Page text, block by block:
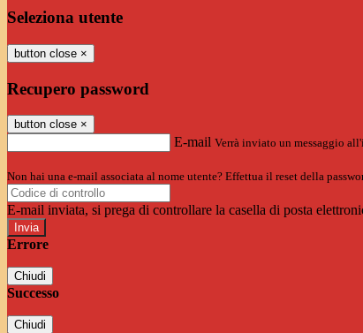
Seleziona utente
button close ×
Recupero password
button close ×
E-mail Verrà inviato un messaggio
Non hai una e-mail associata al nome utente? Effettua il reset della
E-mail inviata, si prega di controllare la casella di posta
Errore
Chiudi
Successo
Chiudi